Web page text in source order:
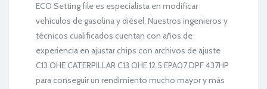
ECO Setting file es especialista en modificar
vehículos de gasolina y diésel. Nuestros ingenieros y
técnicos cualificados cuentan con años de
experiencia en ajustar chips con archivos de ajuste
C13 OHE CATERPILLAR C13 OHE 12.5 EPA07 DPF 437HP
para conseguir un rendimiento mucho mayor y más